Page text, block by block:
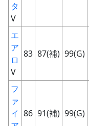
タ
V
エ
ア
ロ
V
83 87(補) 99(G)
フ
ァ
イ 86 91(補) 99(G)